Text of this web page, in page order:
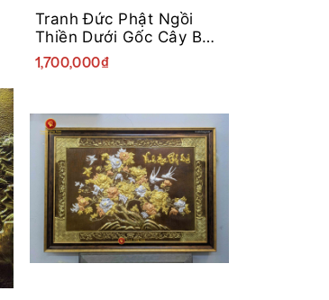
Tranh Đức Phật Ngồi
Thiền Dưới Gốc Cây Bồ
Đề Bằng Đồng
1,700,000₫